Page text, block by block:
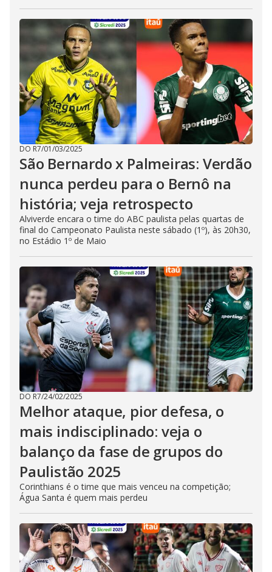
DO R7/01/03/2025
São Bernardo x Palmeiras: Verdão
nunca perdeu para o Bernô na
história; veja retrospecto
Alviverde encara o time do ABC paulista pelas quartas de
final do Campeonato Paulista neste sábado (1º), às 20h30,
no Estádio 1º de Maio
DO R7/24/02/2025
Melhor ataque, pior defesa, o
mais indisciplinado: veja o
balanço da fase de grupos do
Paulistão 2025
Corinthians é o time que mais venceu na competição;
Água Santa é quem mais perdeu